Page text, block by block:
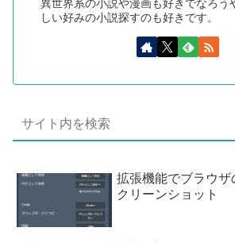
異世界系の小説や漫画も好きでなろう
しい好みの小説探すのも好きです。
拡張機能でブラウザ
クリーンショット